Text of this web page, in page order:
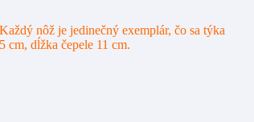
nôž je jedinečný exemplár, čo sa týka
cm, dĺžka čepele 11 cm.